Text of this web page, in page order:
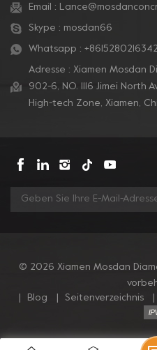
Email :
Skype : mosdan66
Whatsapp : +8615280216342
Adresse : Xiamen Mosdan
902-6, NO. 1116 Jimei North
High-tech Zone, Xiamen,
© 2026 Xiamen Mosdan
Blog Seitenverzeichnis